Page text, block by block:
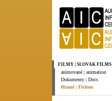
FILMY | SLOVAK FILMS
animované | animation
Dokumenty | Docs
Hrané | Fiction